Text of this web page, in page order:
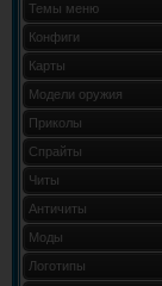
Темы меню
Конфиги
Карты
Модели оружия
Приколы
Спрайты
Читы
Античиты
Моды
Логотипы